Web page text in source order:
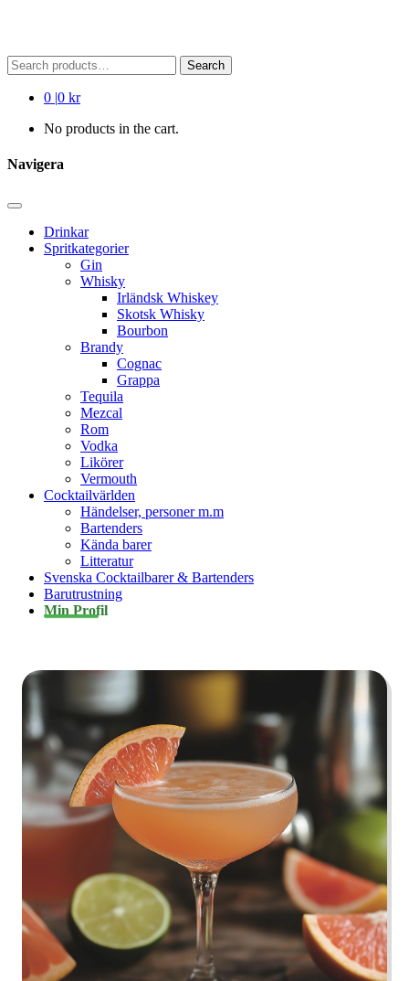
Search
for:
Search
0 |0 kr
No products in the cart.
Navigera
Drinkar
Spritkategorier
Gin
Whisky
Irländsk Whiskey
Skotsk Whisky
Bourbon
Brandy
Cognac
Grappa
Tequila
Mezcal
Rom
Vodka
Likörer
Vermouth
Cocktailvärlden
Händelser, personer m.m
Bartenders
Kända barer
Litteratur
Svenska Cocktailbarer & Bartenders
Barutrustning
Min Profil